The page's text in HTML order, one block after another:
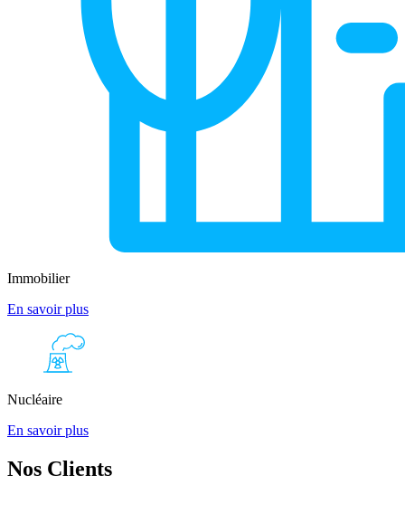
Immobilier
En savoir plus
Nucléaire
En savoir plus
Nos Clients